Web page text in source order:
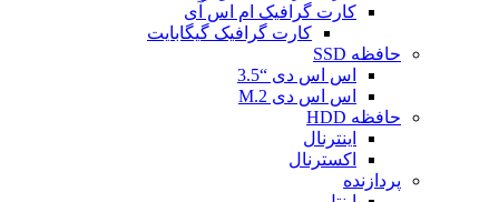
کارت گرافیک ام اس آی
کارت گرافیک گیگابایت
حافظه SSD
اس اس دی “3.5
اس اس دی M.2
حافظه HDD
اینترنال
اکسترنال
پردازنده